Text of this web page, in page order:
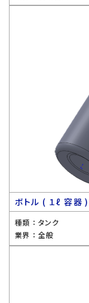
ボトル ( １ℓ 容器
種類 ： タンク
業界 ： 全般